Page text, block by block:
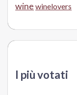
wine winelovers
I più votati